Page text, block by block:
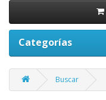
Categorías
Buscar